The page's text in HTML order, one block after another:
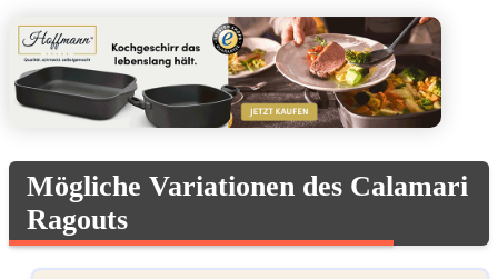
Mögliche Variationen des Calamari
Ragouts